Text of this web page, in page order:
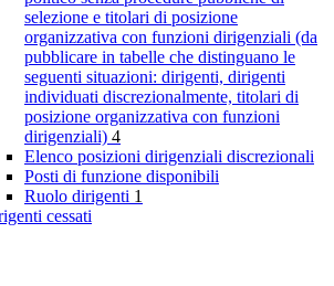
selezione e titolari di posizione
organizzativa con funzioni dirigenziali (da
pubblicare in tabelle che distinguano le
seguenti situazioni: dirigenti, dirigenti
individuati discrezionalmente, titolari di
posizione organizzativa con funzioni
dirigenziali) 4
Elenco posizioni dirigenziali discrezionali
Posti di funzione disponibili
Ruolo dirigenti 1
cessati